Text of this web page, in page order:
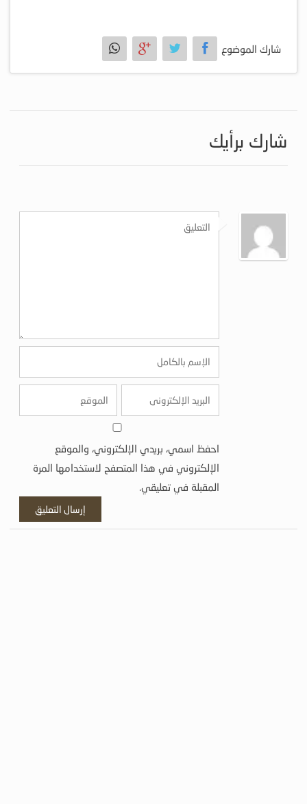
شارك الموضوع
شارك برأيك
احفظ اسمي، بريدي الإلكتروني، والموقع
الإلكتروني في هذا المتصفح لاستخدامها المرة
المقبلة في تعليقي.